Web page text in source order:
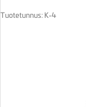
Tuotetunnus: K-4